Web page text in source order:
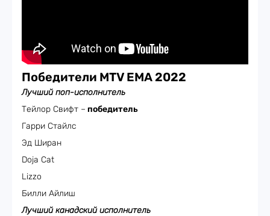
Победители MTV EMA 2022
Лучший поп-исполнитель
Тейлор Свифт – победитель
Гарри Стайлс
Эд Ширан
Doja Cat
Lizzo
Билли Айлиш
Лучший канадский исполнитель